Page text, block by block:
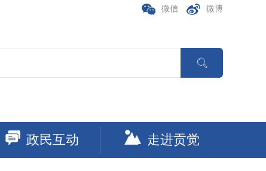
微信 微博

政民互动 走进贡觉